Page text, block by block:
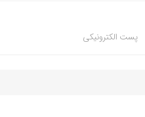
پست الکترونیکی